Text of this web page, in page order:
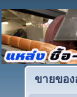
ขายขอ